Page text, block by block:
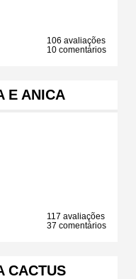
106 avaliações
10 comentários
E ANICA
117 avaliações
37 comentários
CACTUS